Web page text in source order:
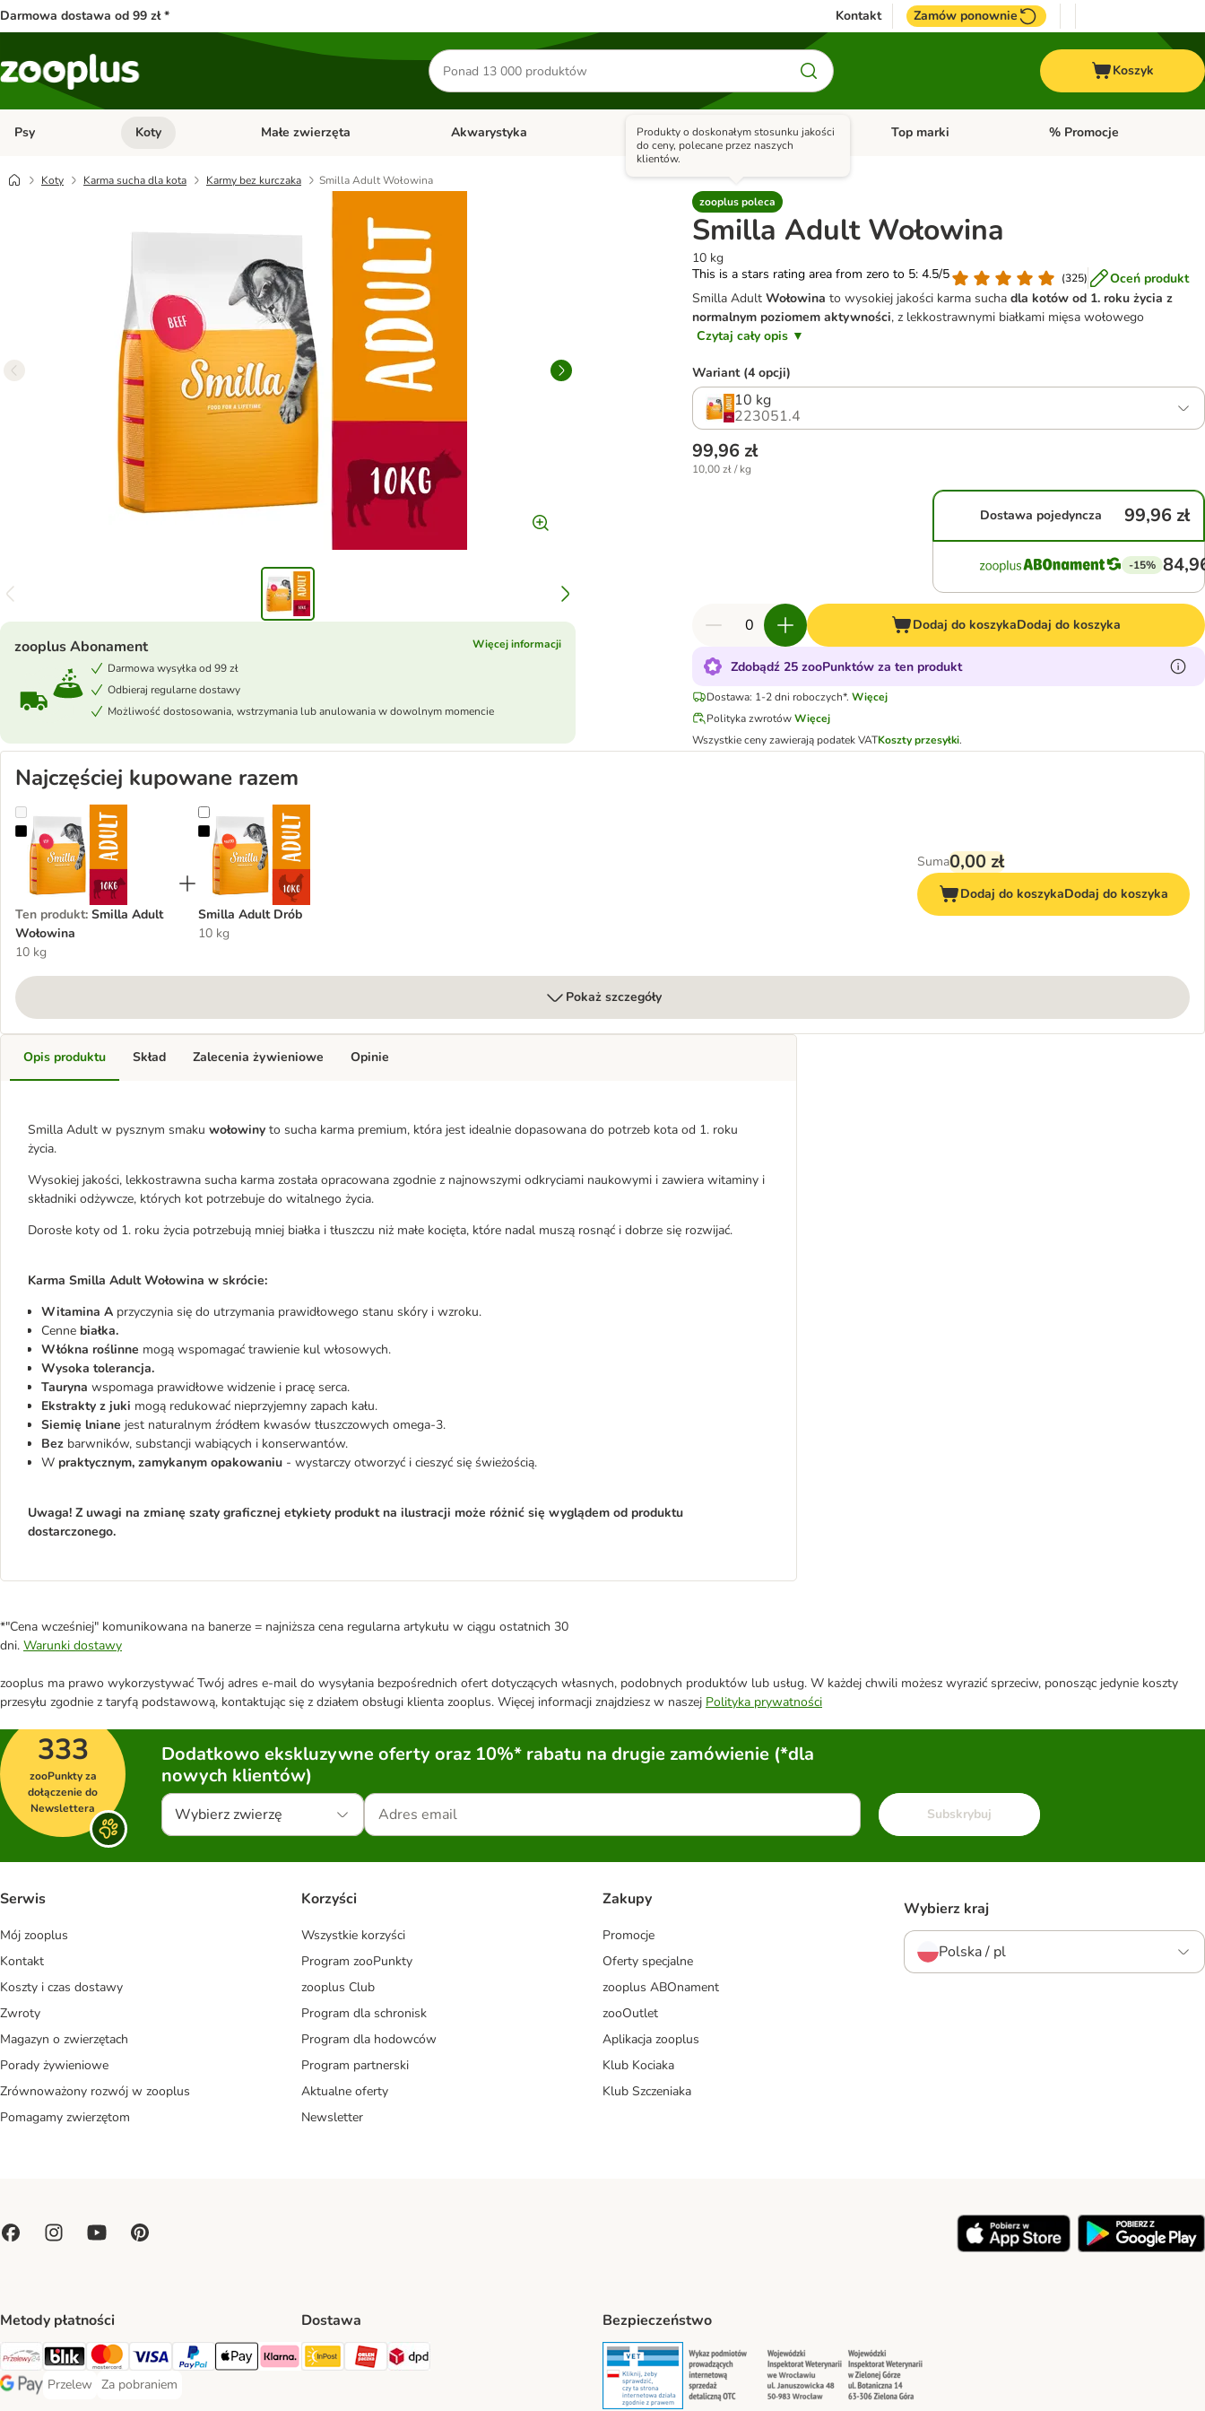
Darmowa dostawa od 99 zł * Kontakt Zamów ponownie
Szukaj
produktów
Koszyk
Psy Otwórz menu kategorii: Psy
Koty Otwórz menu kategorii: Koty
Małe zwierzęta Otwórz menu kategorii: Małe zwierzęta
Akwarystyka Otwórz menu kategorii: Akwarystyka
Ptaki Otwórz menu kategorii: Ptaki
Konie Otwórz menu kategorii: Konie
Top marki Otwórz menu kategorii: Top
% Promocje
Koty Karma sucha dla kota Karmy bez kurczaka
Smilla Adult Wołowina
zooplus poleca
Produkty o doskonałym stosunku jakości
do ceny, polecane przez naszych
klientów.
Smilla Adult Wołowina
10 kg
This is a stars rating area from zero to 5: 4.5/5
(325)
Oceń produkt
Smilla AdultWołowina to wysokiej jakości karma suchadla kotów od 1. roku życia z
normalnym poziomem aktywności, z lekkostrawnymi białkami mięsa wołowego
Czytaj cały opis ▼
zooplus Abonament
Więcej informacji
Darmowa wysyłka od 99 zł
Odbieraj regularne dostawy
Możliwość dostosowania, wstrzymania lub anulowania w dowolnym momencie
Wariant (4 opcji)
10 kg
223051.4
99,96 zł
10,00 zł / kg
Dostawa pojedyncza 99,96 zł
-15%
Dodaj do koszykaDodaj do koszyka
Zdobądź 25 zooPunktów za ten produkt
Dostawa: 1-2 dni roboczych*. Więcej
Polityka zwrotów Więcej
Wszystkie ceny zawierają podatek VATKoszty przesyłki.
Najczęściej kupowane razem
Smilla Adult Wołowina
Ten produkt: Smilla Adult
Wołowina
10 kg
Smilla Adult Drób
Smilla Adult Drób
10 kg
Suma0,00 zł
Dodaj do koszykaDodaj do koszyka
Pokaż szczegóły
Opis produktu
Smilla Adult w pysznym smaku wołowiny to sucha karma premium, która jest idealnie dopasowana do potrzeb kota od 1. roku
życia.
Wysokiej jakości, lekkostrawna sucha karma została opracowana zgodnie z najnowszymi odkryciami naukowymi i zawiera witaminy i
składniki odżywcze, których kot potrzebuje do witalnego życia.
Dorosłe koty od 1. roku życia potrzebują mniej białka i tłuszczu niż małe kocięta, które nadal muszą rosnąć i dobrze się rozwijać.
Karma Smilla Adult Wołowina w skrócie:
Witamina A przyczynia się do utrzymania prawidłowego stanu skóry i wzroku.
Cenne białka.
Włókna roślinne mogą wspomagać trawienie kul włosowych.
Wysoka tolerancja.
Tauryna wspomaga prawidłowe widzenie i pracę serca.
Ekstrakty z juki mogą redukować nieprzyjemny zapach kału.
Siemię lniane jest naturalnym źródłem kwasów tłuszczowych omega-3.
Bez barwników, substancji wabiących i konserwantów.
W praktycznym, zamykanym opakowaniu - wystarczy otworzyć i cieszyć się świeżością.
Uwaga! Z uwagi na zmianę szaty graficznej etykiety produkt na ilustracji może różnić się wyglądem od produktu
dostarczonego.
Skład Zalecenia żywieniowe Opinie
*"Cena wcześniej" komunikowana na banerze = najniższa cena regularna artykułu w ciągu ostatnich 30
dni. Warunki dostawy
zooplus ma prawo wykorzystywać Twój adres e-mail do wysyłania bezpośrednich ofert dotyczących własnych, podobnych produktów lub usług. W każdej chwili możesz wyrazić sprzeciw, ponosząc jedynie koszty
przesyłu zgodnie z taryfą podstawową, kontaktując się z działem obsługi klienta zooplus. Więcej informacji znajdziesz w naszej Polityka prywatności
333
zooPunkty za
dołączenie do
Newslettera
Dodatkowo ekskluzywne oferty oraz 10%* rabatu na drugie zamówienie (*dla
nowych klientów)
Wybierz zwierzę Subskrybuj
Serwis
Mój zooplus
Kontakt
Koszty i czas dostawy
Zwroty
Magazyn o zwierzętach
Porady żywieniowe
Zrównoważony rozwój w zooplus
Pomagamy zwierzętom
Korzyści
Wszystkie korzyści
Program zooPunkty
zooplus Club
Program dla schronisk
Program dla hodowców
Program partnerski
Aktualne oferty
Newsletter
Zakupy
Promocje
Oferty specjalne
zooplus ABOnament
zooOutlet
Aplikacja zooplus
Klub Kociaka
Klub Szczeniaka
Wybierz kraj
Polska / pl
Metody płatności
Przelewy24 Payment Method
Blik Payment Method
MasterCard Payment Method
Visa Payment Method
PayPal Payment Method
Apple Pay Payment Method
Klarna Payment Method
Google Pay Payment Method
Przelew
Przelew Payment Method
Za pobraniem
Za pobraniem Payment Method
Dostawa
Paczkomat® Shipping Method
ORLEN Paczka Shipping Method
Bezpieczeństwo
Security Security Security